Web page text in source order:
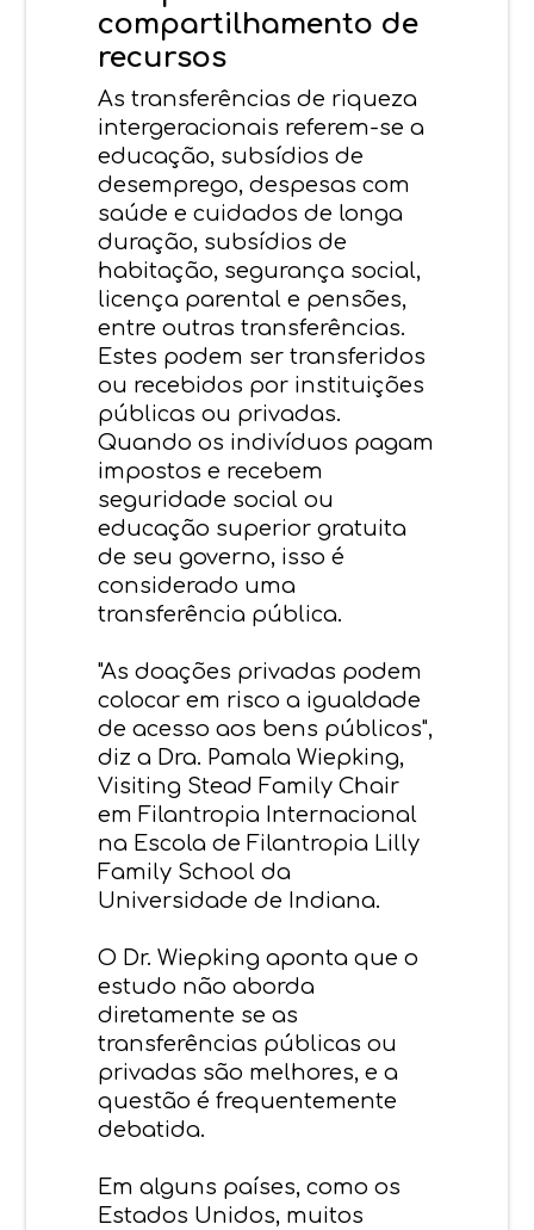
compartilhamento de
recursos
As transferências de riqueza
intergeracionais referem-se a
educação, subsídios de
desemprego, despesas com
saúde e cuidados de longa
duração, subsídios de
habitação, segurança social,
licença parental e pensões,
entre outras transferências.
Estes podem ser transferidos
ou recebidos por instituições
públicas ou privadas.
Quando os indivíduos pagam
impostos e recebem
seguridade social ou
educação superior gratuita
de seu governo, isso é
considerado uma
transferência pública.
"As doações privadas podem
colocar em risco a igualdade
de acesso aos bens públicos",
diz a Dra. Pamala Wiepking,
Visiting Stead Family Chair
em Filantropia Internacional
na Escola de Filantropia Lilly
Family School da
Universidade de Indiana.
O Dr. Wiepking aponta que o
estudo não aborda
diretamente se as
transferências públicas ou
privadas são melhores, e a
questão é frequentemente
debatida.
Em alguns países, como os
Estados Unidos, muitos